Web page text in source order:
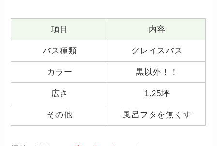
項目 内容
バス種類 グレイスバス
カラー 黒以外！！
広さ 1.25坪
その他 風呂フタを無くす